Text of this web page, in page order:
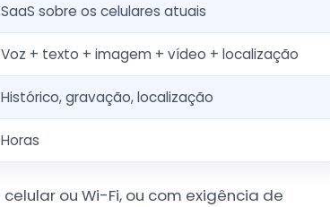
SaaS sobre os celulares atuais
Voz + texto + imagem + vídeo + localização
Histórico, gravação, localização
Horas
ou Wi-Fi, ou com exigência de